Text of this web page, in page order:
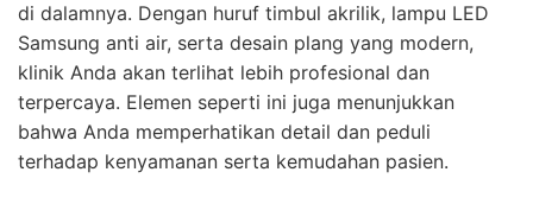
di dalamnya. Dengan huruf timbul akrilik, lampu LED
Samsung anti air, serta desain plang yang modern,
klinik Anda akan terlihat lebih profesional dan
terpercaya. Elemen seperti ini juga menunjukkan
bahwa Anda memperhatikan detail dan peduli
terhadap kenyamanan serta kemudahan pasien.